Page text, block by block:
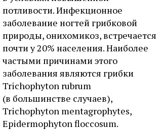
потливости. Инфекционное
заболевание ногтей грибковой
природы, онихомикоз, встречается
почти у 20% населения. Наиболее
частыми причинами этого
заболевания являются грибки
Trichophyton rubrum
(в большинстве случаев),
Trichophyton mentagrophytes,
Epidermophyton floccosum.